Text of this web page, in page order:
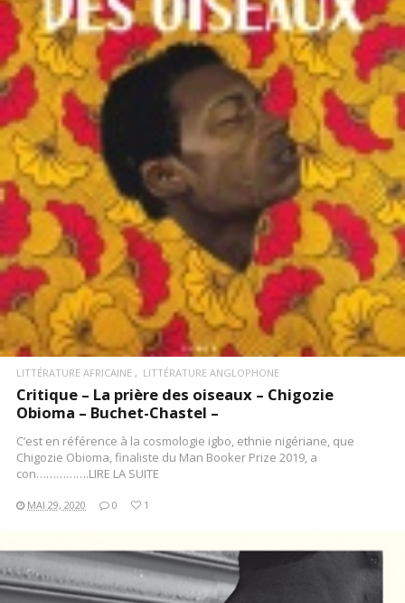
LIRE LA SUITE
LITTÉRATURE AFRICAINE LITTÉRATURE ANGLOPHONE
Critique – La prière des oiseaux – Chigozie
Obioma – Buchet-Chastel –
C’est en référence à la cosmologie igbo, ethnie nigériane, que
Chigozie Obioma, finaliste du Man Booker Prize 2019, a
con…………….LIRE LA SUITE
MAI 29, 2020 0 1